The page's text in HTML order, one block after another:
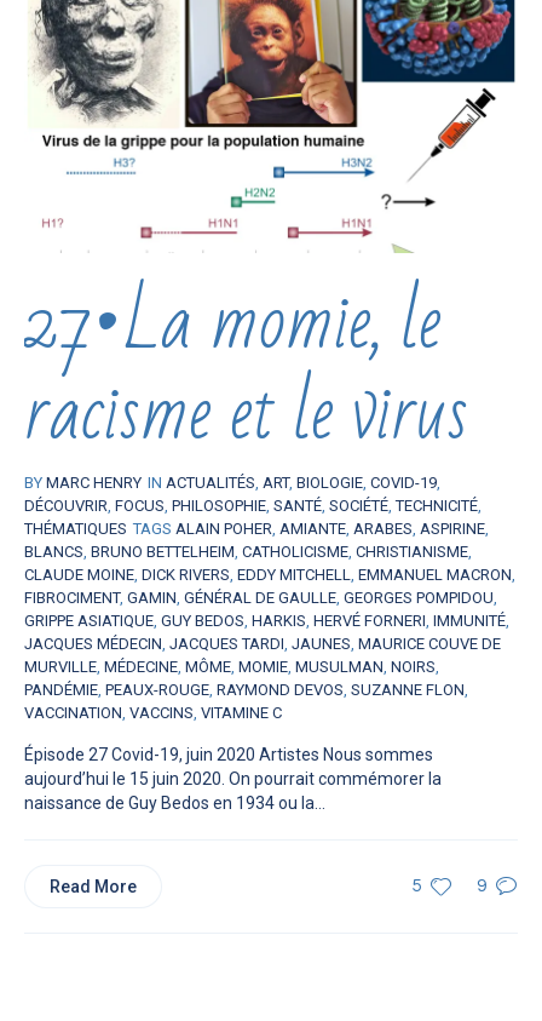
27•La momie, le
racisme et le virus
BY MARC HENRY IN ACTUALITÉS, ART, BIOLOGIE, COVID-19,
DÉCOUVRIR, FOCUS, PHILOSOPHIE, SANTÉ, SOCIÉTÉ,TECHNICITÉ,
THÉMATIQUES TAGS ALAIN POHER, AMIANTE, ARABES, ASPIRINE,
BLANCS, BRUNO BETTELHEIM, CATHOLICISME, CHRISTIANISME,
CLAUDE MOINE, DICK RIVERS, EDDY MITCHELL, EMMANUEL MACRON,
FIBROCIMENT, GAMIN, GÉNÉRAL DE GAULLE, GEORGES POMPIDOU,
GRIPPE ASIATIQUE, GUY BEDOS, HARKIS, HERVÉ FORNERI, IMMUNITÉ,
JACQUES MÉDECIN, JACQUES TARDI, JAUNES, MAURICE COUVE DE
MURVILLE, MÉDECINE, MÔME, MOMIE, MUSULMAN, NOIRS,
PANDÉMIE, PEAUX-ROUGE, RAYMOND DEVOS, SUZANNE FLON,
VACCINATION, VACCINS, VITAMINE C
Épisode 27 Covid-19, juin 2020 Artistes Nous sommes
aujourd’hui le 15 juin 2020. On pourrait commémorer la
naissance de Guy Bedos en 1934 ou la...
5 9
Read More